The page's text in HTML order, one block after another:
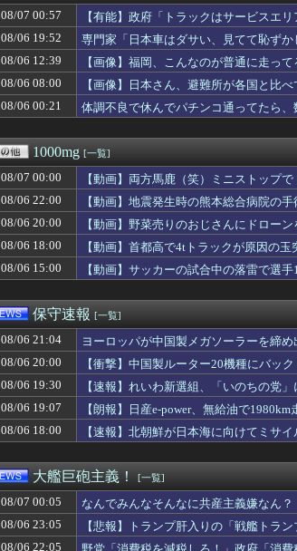
【悲報】 週刊少年ジャンプさん、最大発行部数653万
【超画像】小倉ゆうか（元・小倉優香）が水着グラビ
「プチプチ」を製造販売している川上産業、「プチプ
【画像】坂道女子のバスト一覧ｗｗｗｗｗｗｗｗｗｗ
【画像】 セクシー女優・三浦恵理子、全裸ナマ乳がH
筋トレに詳しいから質問は聞くよ
【事実】「弱い男は救われない」ってのに女がブチ切
【画像】 色白美肌のTikToker可愛すぎｗｗｗｗｗ
【驚愕】ロシアの風俗事情をご覧くださいｗｗｗｗｗ
暑すぎぃからのキンキンに冷えてやがる！
言えば快くあげたのに無断でごっそり持っていくのは
両替のことを「お金こまめてきます」って言っちゃ
日本の大相撲力士の引退後の姿に世界が騒然！←「こ
幼少ワイ「ワインってぶどうジュースの上位互換なん
FE万紫千紅さん、巨乳美少女を出してしまうｗｗ
SEXに10万円払ってしまったらこうなるwww
岸田元首相､日米の円買い協調介入は｢一時しのぎに
【悲報】日本の歴史、ついに『崩壊』してしまう・・
LIAR GAME -ライアーゲーム- 第17話 感想：秋山さん
08/07 00:57
【有能】政府「トラックはサービスエ
08/06 19:52
専門家「日本車はダサい、見てて恥ずか
08/06 12:39
【画像】福岡、こんなのが普通に走っ
08/06 08:00
【画像】日本さん、避難所が各国と比
08/06 00:21
体調不良で休んでパチンコ通ってたら
1000mg [一覧]
08/07 00:00
【動画】両方馬鹿（笑）ミニストップ
08/06 22:00
【動画】地震発生時の熊本総合病院の
08/06 20:00
【動画】野菜売りのおじさんにドロー
08/06 18:00
【動画】首都高で4tトラックが原因の
08/06 15:00
【動画】サッカーの試合中の落雷で選
保守速報 [一覧]
08/06 21:04
ヨーロッパが中国製メガソーラーを締め
08/06 20:00
【衝撃】中国製ルーター20機種にバッ
08/06 19:30
【速報】れいわ新選組、「いのちの党
08/06 19:07
【朗報】日産e-power、無給油で
08/06 18:00
【速報】北朝鮮が日本海に向けてミサ
大艦巨砲主義！ [一覧]
08/07 00:05
なんでみんなそんなに共産主義嫌なん？
08/06 23:05
【悲報】トランプ肝入りの「戦艦トラ
08/06 22:05